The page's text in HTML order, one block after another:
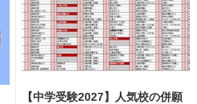
【中学受験2027】人気校の併願